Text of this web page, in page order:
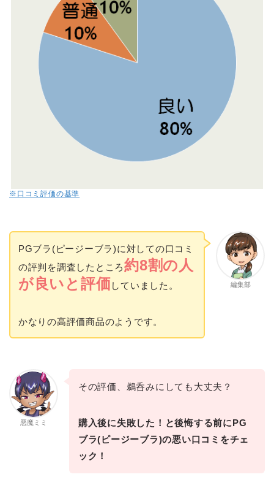
※口コミ評価の基準
編集部
PGブラ(ピージーブラ)に対しての口コミ
の評判を調査したところ約8割の人
が良いと評価していました。
かなりの高評価商品のようです。
悪魔ミミ
その評価、鵜呑みにしても大丈夫？
購入後に失敗した！と後悔する前にPG
ブラ(ピージーブラ)の悪い口コミをチェ
ック！